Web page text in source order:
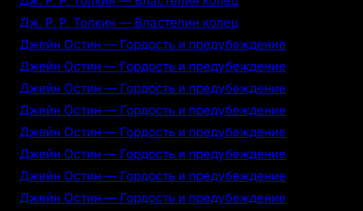
Дж. Р. Р. Толкин — Властелин колец
Джейн Остин — Гордость и предубеждение
Джейн Остин — Гордость и предубеждение
Джейн Остин — Гордость и предубеждение
Джейн Остин — Гордость и предубеждение
Джейн Остин — Гордость и предубеждение
Джейн Остин — Гордость и предубеждение
Джейн Остин — Гордость и предубеждение
Джейн Остин — Гордость и предубеждение